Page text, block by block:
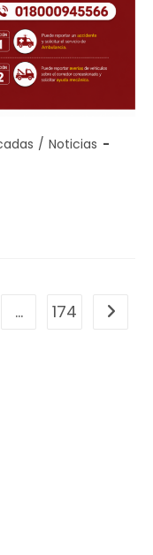
/ Noticias
… 174 Ir a la